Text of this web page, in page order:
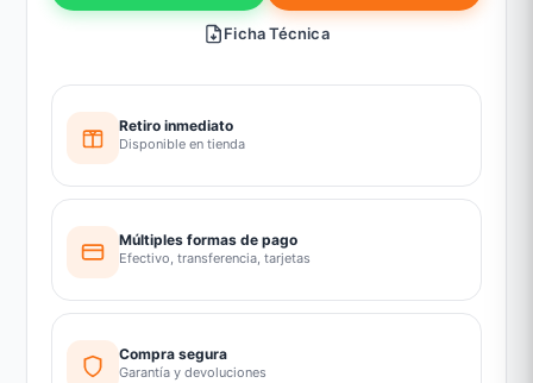
Ficha Técnica
Retiro inmediato
Disponible en tienda
Múltiples formas de pago
Efectivo, transferencia, tarjetas
Compra segura
Garantía y devoluciones